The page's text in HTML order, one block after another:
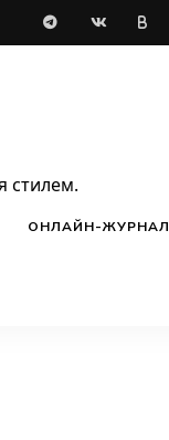
стилем.
ОНЛАЙН-ЖУРНАЛ